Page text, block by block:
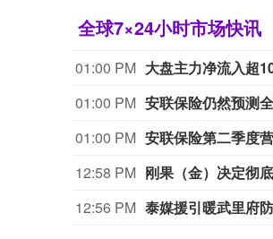
全球7×24小时市场快讯
01:00 PM 大盘主力净流入超
01:00 PM 安联保险仍然预测
01:00 PM 安联保险第二季度
12:58 PM 刚果（金）决定彻
12:56 PM